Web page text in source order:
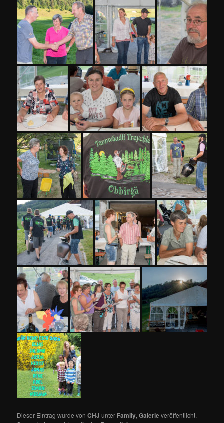
Dieser Eintrag wurde vonCHJ unter Family,Galerieveröffentlicht.